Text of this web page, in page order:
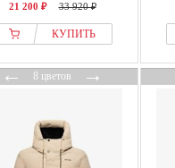
21 200 ₽ 33 920 ₽
КУПИТЬ
←8 цветов→